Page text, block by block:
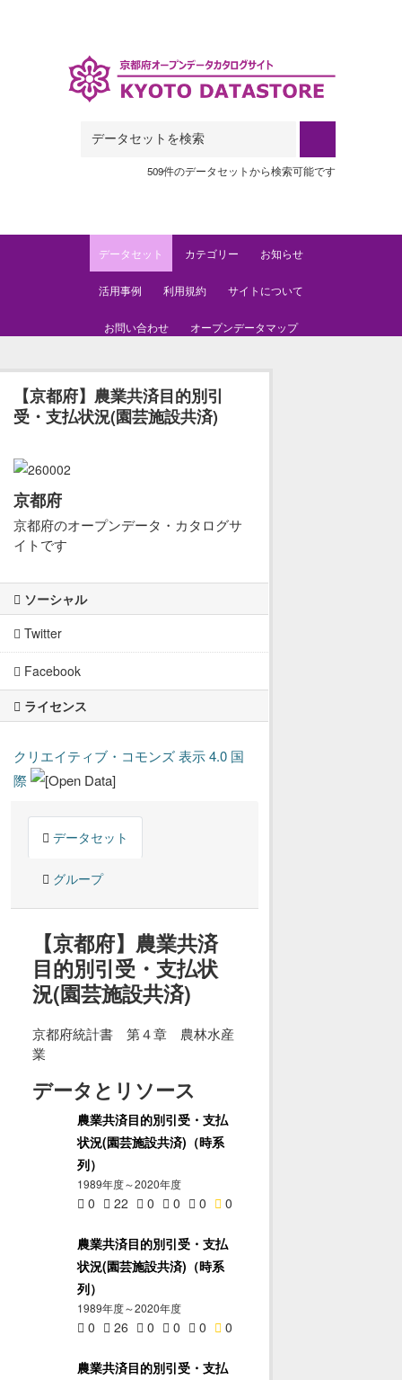
509件のデータセットから検索可能です
データセット カテゴリー お知らせ
活用事例 利用規約 サイトについて
お問い合わせ オープンデータマップ
【京都府】農業共済目的別引
受・支払状況(園芸施設共済)
京都府
京都府のオープンデータ・カタログサ
イトです
ソーシャル
Twitter
Facebook
ライセンス
クリエイティブ・コモンズ 表示 4.0 国
際
データセット
グループ
【京都府】農業共済
目的別引受・支払状
況(園芸施設共済)
京都府統計書 第４章 農林水産
業
データとリソース
農業共済目的別引受・支払
状況(園芸施設共済)（時系
列）
1989年度～2020年度
0 22 0 0 0 0
農業共済目的別引受・支払
状況(園芸施設共済)（時系
列）
1989年度～2020年度
0 26 0 0 0 0
農業共済目的別引受・支払